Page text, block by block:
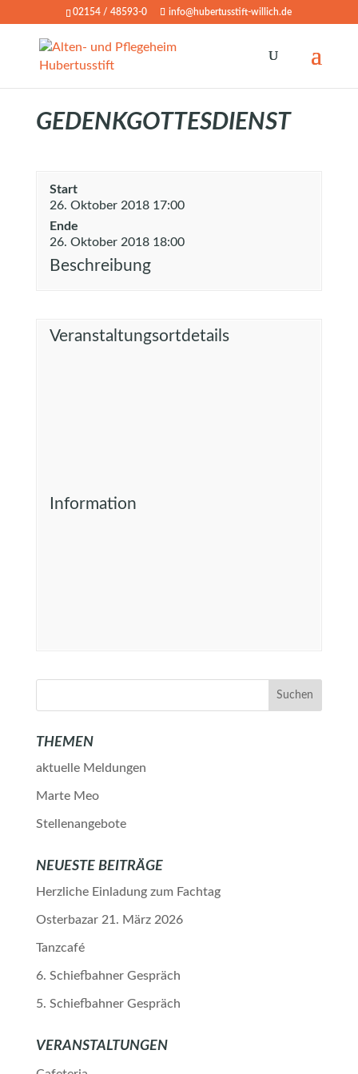
02154 / 48593-0 info@hubertusstift-willich.de
GEDENKGOTTESDIENST
Start
26. Oktober 2018 17:00
Ende
26. Oktober 2018 18:00
Beschreibung
Veranstaltungsortdetails
Information
THEMEN
aktuelle Meldungen
Marte Meo
Stellenangebote
NEUESTE BEITRÄGE
Herzliche Einladung zum Fachtag
Osterbazar 21. März 2026
Tanzcafé
6. Schiefbahner Gespräch
5. Schiefbahner Gespräch
VERANSTALTUNGEN